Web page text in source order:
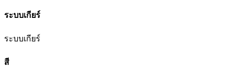
ระบบเกียร์
ระบบเกียร์
สี